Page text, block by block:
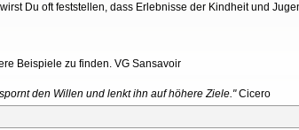
Du oft feststellen, dass Erlebnisse der Kindheit und
Beispiele zu finden. VG Sansavoir
den Willen und lenkt ihn auf höhere Ziele."Cicero